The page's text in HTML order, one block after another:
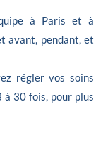
à Paris et à
avant, pendant, et
régler vos soins
à 30 fois, pour plus